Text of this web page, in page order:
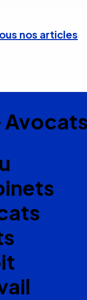
nos articles
Avocats